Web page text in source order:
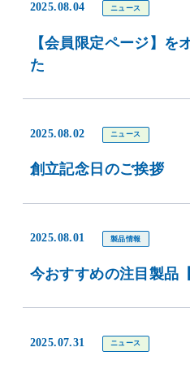
2025.08.04 ニュース
【会員限定ページ】を
た
2025.08.02 ニュース
創立記念日のご挨拶
2025.08.01 製品情報
今おすすめの注目製品
2025.07.31 ニュース